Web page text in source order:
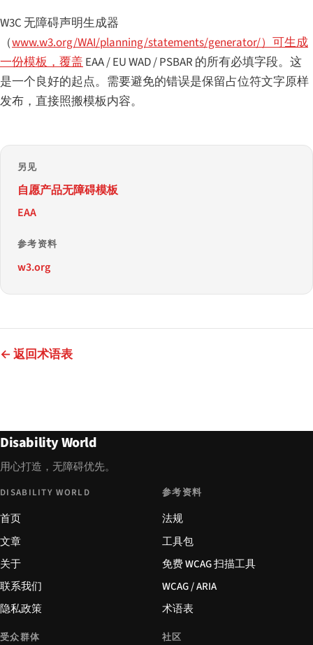
W3C 无障碍声明生成器
（www.w3.org/WAI/planning/statements/generator/）可生成
一份模板，覆盖EAA / EU WAD / PSBAR 的所有必填字段。这
是一个良好的起点。需要避免的错误是保留占位符文字原样
发布，直接照搬模板内容。
另见
自愿产品无障碍模板
EAA
参考资料
w3.org
← 返回术语表
Disability World
用心打造，无障碍优先。
DISABILITY WORLD
首页
文章
关于
联系我们
隐私政策
参考资料
法规
工具包
免费 WCAG 扫描工具
WCAG / ARIA
术语表
受众群体 社区